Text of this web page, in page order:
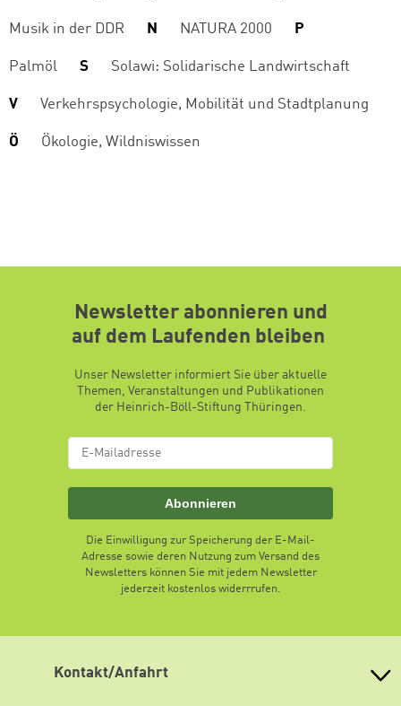
Musik in der DDR N NATURA 2000 P
Palmöl S Solawi: Solidarische Landwirtschaft
V Verkehrspsychologie, Mobilität und Stadtplanung
Ö Ökologie, Wildniswissen
Newsletter abonnieren und
auf dem Laufenden bleiben
Unser Newsletter informiert Sie über aktuelle
Themen, Veranstaltungen und Publikationen
der Heinrich-Böll-Stiftung Thüringen.
Abonnieren
Die Einwilligung zur Speicherung der E-Mail-
Adresse sowie deren Nutzung zum Versand des
Newsletters können Sie mit jedem Newsletter
jederzeit kostenlos widerrrufen.
Kontakt/Anfahrt